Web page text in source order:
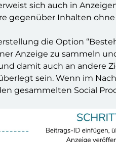
sich auch in
gegenüber Inhalten ohne
die Option
Anzeige zu sammeln
damit auch an andere
sein. Wenn im
gesammelten Social